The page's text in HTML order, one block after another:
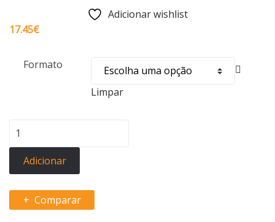
Adicionar wishlist
17.45€
Formato
Limpar
Quantidade
de
BROCAS
DIATECH
TOP
Adicionar
Comparar